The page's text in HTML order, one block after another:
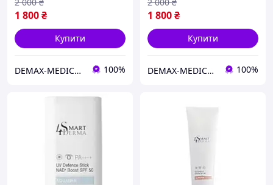
1 800₴
Купити
DEMAX-MEDICARE 100%
1 800₴
Купити
DEMAX-MEDICARE 100%